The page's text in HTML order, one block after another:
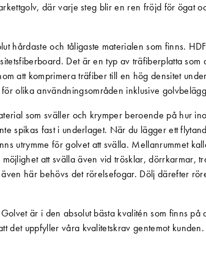
där varje steg blir en ren fröjd för ögat
hårdaste och tåligaste materialen som finns.
Det är en typ av träfiberplatta som
att komprimera träfiber till en hög densitet
olika användningsområden inklusive
som sväller och krymper beroende på hur
spikas fast i underlaget. När du lägger ett
utrymme för golvet att svälla. Mellanrummet
att svälla även vid trösklar, dörrkarmar,
här behövs det rörelsefogar. Dölj därefter
är i den absolut bästa kvalitén som finns på
det uppfyller våra kvalitetskrav gentemot kunden.